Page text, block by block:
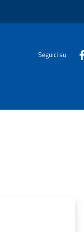
Seguici su